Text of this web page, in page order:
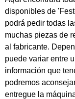
disponibles de
podrá pedir todas
muchas piezas de
al fabricante.
puede variar entre
información que
podremos
entregue la